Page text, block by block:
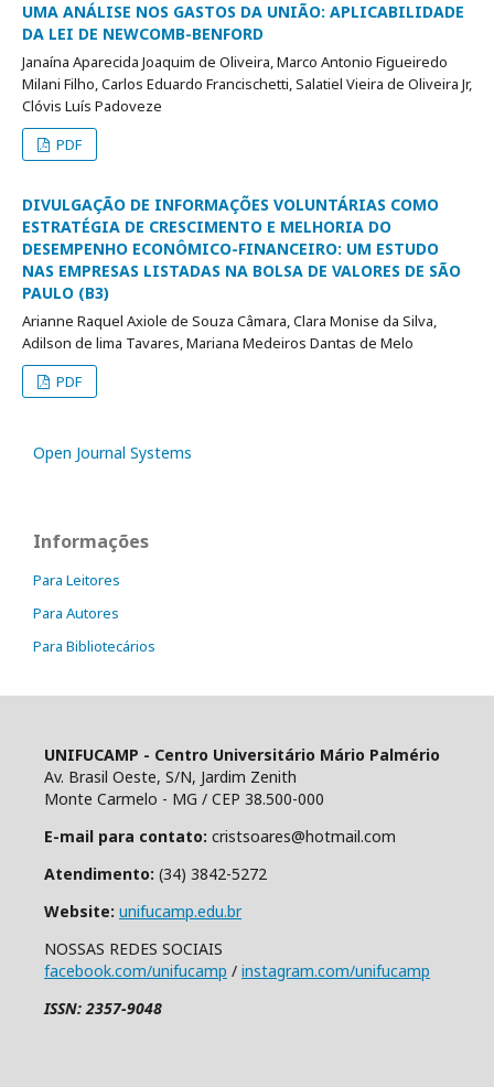
UMA ANÁLISE NOS GASTOS DA UNIÃO: APLICABILIDADE
DA LEI DE NEWCOMB-BENFORD
Janaína Aparecida Joaquim de Oliveira, Marco Antonio Figueiredo
Milani Filho, Carlos Eduardo Francischetti, Salatiel Vieira de Oliveira Jr,
Clóvis Luís Padoveze
PDF
DIVULGAÇÃO DE INFORMAÇÕES VOLUNTÁRIAS COMO
ESTRATÉGIA DE CRESCIMENTO E MELHORIA DO
DESEMPENHO ECONÔMICO-FINANCEIRO: UM ESTUDO
NAS EMPRESAS LISTADAS NA BOLSA DE VALORES DE SÃO
PAULO (B3)
Arianne Raquel Axiole de Souza Câmara, Clara Monise da Silva,
Adilson de lima Tavares, Mariana Medeiros Dantas de Melo
PDF
Open Journal Systems
Informações
Para Leitores
Para Autores
Para Bibliotecários
UNIFUCAMP - Centro Universitário Mário Palmério
Av. Brasil Oeste, S/N, Jardim Zenith
Monte Carmelo - MG / CEP 38.500-000
E-mail para contato: cristsoares@hotmail.com
Atendimento: (34) 3842-5272
Website: unifucamp.edu.br
NOSSAS REDES SOCIAIS
facebook.com/unifucamp / instagram.com/unifucamp
ISSN: 2357-9048